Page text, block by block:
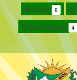
Início 0
Fonte Original 4